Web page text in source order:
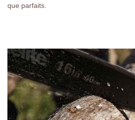
que parfaits.